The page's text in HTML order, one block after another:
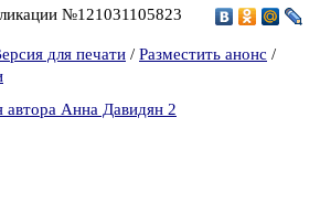
№121031105823
для печати / Разместить анонс /
автора Анна Давидян 2